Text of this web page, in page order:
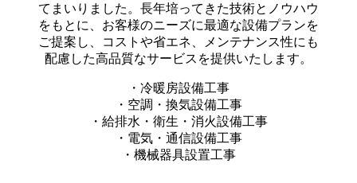
てまいりました。長年培ってきた技術とノウハウ
をもとに、お客様のニーズに最適な設備プランを
ご提案し、コストや省エネ、メンテナンス性にも
配慮した高品質なサービスを提供いたします。
・冷暖房設備工事
・空調・換気設備工事
・給排水・衛生・消火設備工事
・電気・通信設備工事
・機械器具設置工事